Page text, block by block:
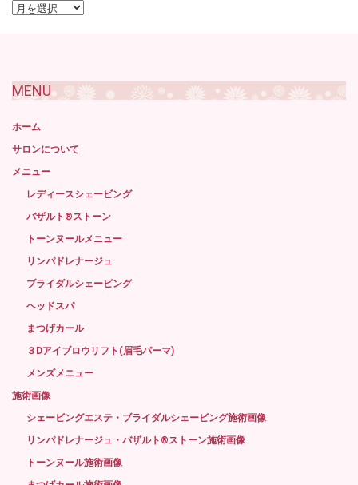
過
MENU
ホーム
サロンについて
メニュー
レディースシェービング
バザルト®ストーン
トーンヌールメニュー
リンパドレナージュ
ブライダルシェービング
ヘッドスパ
まつげカール
３Dアイブロウリフト(眉毛パーマ)
メンズメニュー
施術画像
シェービングエステ・ブライダルシェービング施術画像
リンパドレナージュ・バザルト®ストーン施術画像
トーンヌール施術画像